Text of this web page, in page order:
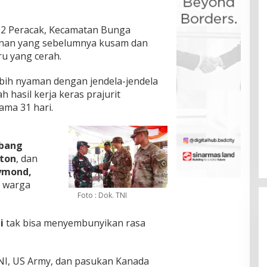
Peracak, Kecamatan Bunga
yang sebelumnya kusam dan
yang cerah.
nyaman dengan jendela-jendela
hasil kerja keras prajurit
31 hari.
Foto : Dok. TNI
, dan
tak bisa menyembunyikan rasa
US Army, dan pasukan Kanada